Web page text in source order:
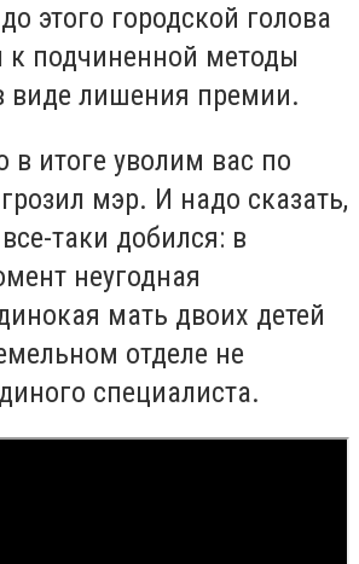
этого городской голова
подчиненной методы
виде лишения премии.
в итоге уволим вас по
мэр. И надо сказать,
таки добился: в
неугодная
мать двоих детей
отделе не
специалиста.